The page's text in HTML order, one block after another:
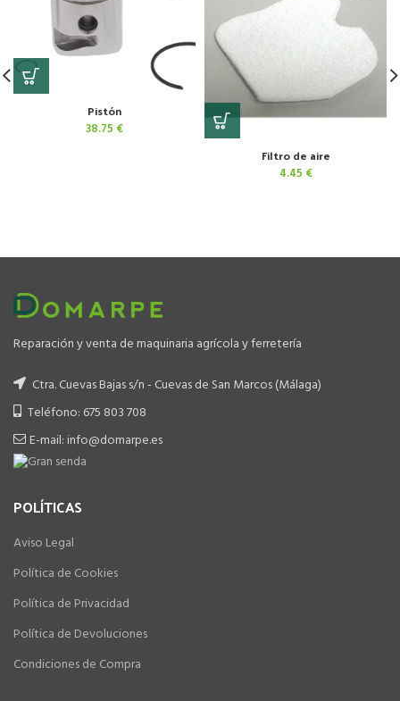
Pistón
38.75 €
Filtro de aire
4.45 €
Reparación y venta de maquinaria agrícola y ferretería
Ctra. Cuevas Bajas s/n - Cuevas de San Marcos (Málaga)
Teléfono: 675 803 708
E-mail: info@domarpe.es
POLÍTICAS
Aviso Legal
Política de Cookies
Política de Privacidad
Política de Devoluciones
Condiciones de Compra